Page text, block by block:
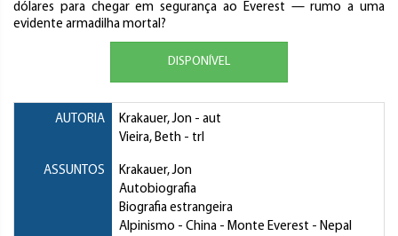
dólares para chegar em segurança ao Everest — rumo a uma
evidente armadilha mortal?
DISPONÍVEL
AUTORIA Krakauer, Jon - aut
Vieira, Beth - trl
ASSUNTOS
Krakauer, Jon
Autobiografia
Biografia estrangeira
Alpinismo - China - Monte Everest - Nepal